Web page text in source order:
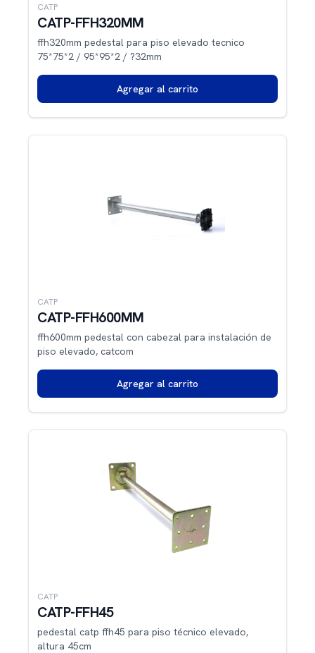
CATP
CATP-FFH320MM
ffh320mm pedestal para piso elevado tecnico
75*75*2 / 95*95*2 / ?32mm
Agregar al carrito
CATP
CATP-FFH600MM
ffh600mm pedestal con cabezal para instalación de
piso elevado, catcom
Agregar al carrito
CATP
CATP-FFH45
pedestal catp ffh45 para piso técnico elevado,
altura 45cm